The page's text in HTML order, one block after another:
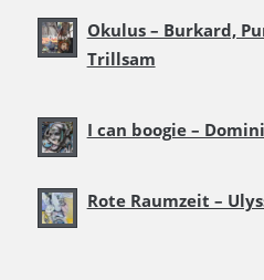
Okulus – Burkard,
Trillsam
I can boogie –
Rote Raumzeit –